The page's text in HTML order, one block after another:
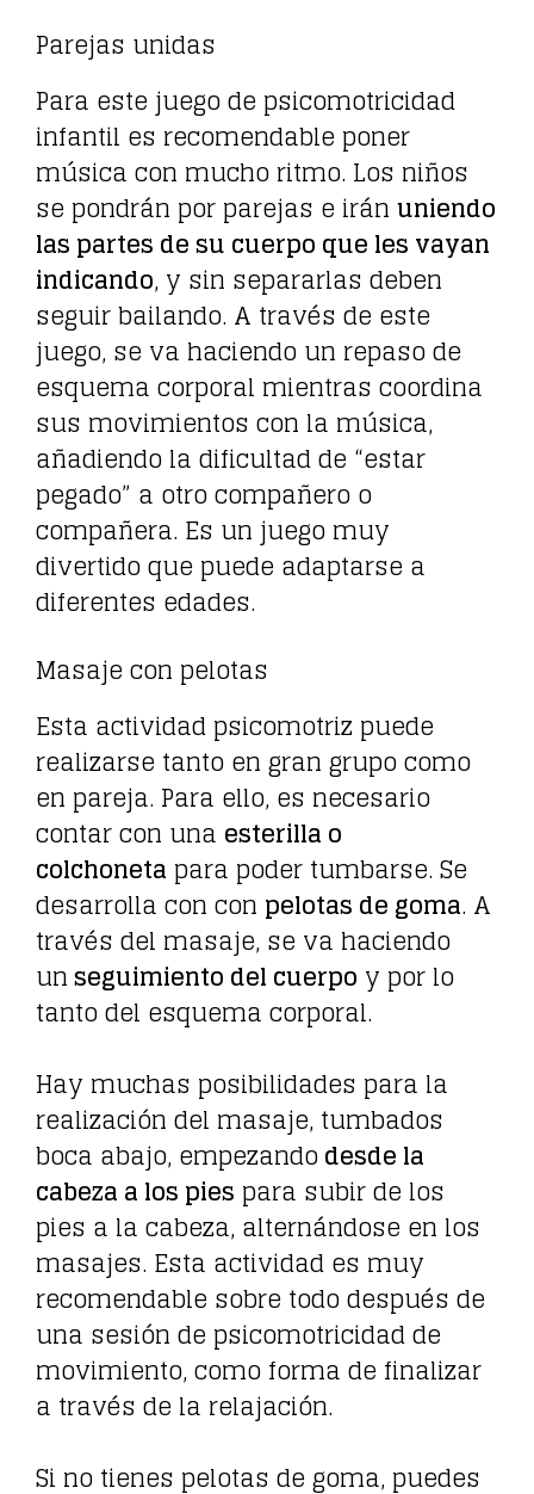
Parejas unidas
Para este juego de psicomotricidad
infantil es recomendable poner
música con mucho ritmo. Los niños
se pondrán por parejas e iránuniendo
las partes de su cuerpo que les vayan
indicando, y sin separarlas deben
seguir bailando. A través de este
juego, se va haciendo un repaso de
esquema corporal mientras coordina
sus movimientos con la música,
añadiendo la dificultad de “estar
pegado” a otro compañero o
compañera. Es un juego muy
divertido que puede adaptarse a
diferentes edades.
Masaje con pelotas
Esta actividad psicomotriz puede
realizarse tanto en gran grupo como
en pareja. Para ello, es necesario
contar con una esterilla o
colchoneta para poder tumbarse. Se
desarrolla con con pelotas de goma. A
través del masaje, se va haciendo
unseguimiento del cuerpo y por lo
tanto del esquema corporal.
Hay muchas posibilidades para la
realización del masaje, tumbados
boca abajo, empezandodesde la
cabeza a los pies para subir de los
pies a la cabeza, alternándose en los
masajes. Esta actividad es muy
recomendable sobre todo después de
una sesión de psicomotricidad de
movimiento, como forma de finalizar
a través de la relajación.
Si no tienes pelotas de goma, puedes